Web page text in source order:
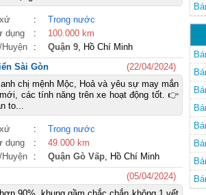
:
Trong nước
dụng :
100.000 km
Huyện : Quận 9, Hồ Chí Minh
Sài Gòn
(22/04/2024)
chị mệnh Mộc, Hoả và yêu sự may mắn
các tính năng trên xe hoạt động tốt. 👉
to...
:
Trong nước
dụng :
49.000 km
Huyện : Quận Gò Vấp, Hồ Chí Minh
(05/04/2024)